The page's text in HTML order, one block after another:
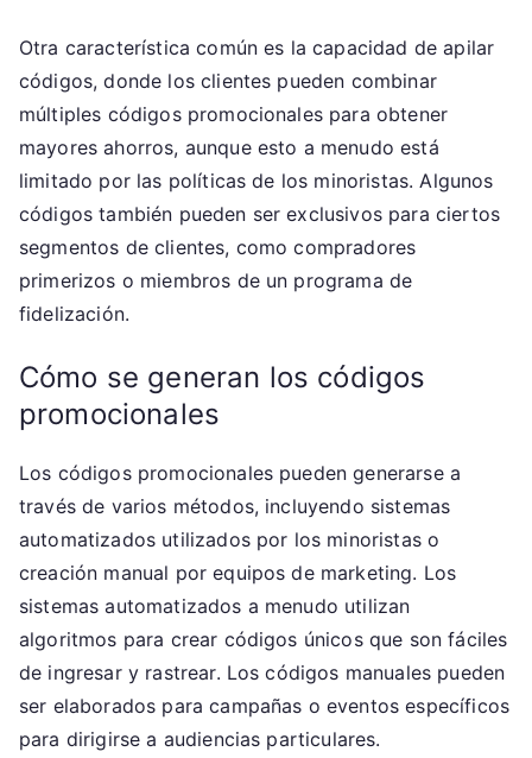
Otra característica común es la capacidad de apilar
códigos, donde los clientes pueden combinar
múltiples códigos promocionales para obtener
mayores ahorros, aunque esto a menudo está
limitado por las políticas de los minoristas. Algunos
códigos también pueden ser exclusivos para ciertos
segmentos de clientes, como compradores
primerizos o miembros de un programa de
fidelización.
Cómo se generan los códigos
promocionales
Los códigos promocionales pueden generarse a
través de varios métodos, incluyendo sistemas
automatizados utilizados por los minoristas o
creación manual por equipos de marketing. Los
sistemas automatizados a menudo utilizan
algoritmos para crear códigos únicos que son fáciles
de ingresar y rastrear. Los códigos manuales pueden
ser elaborados para campañas o eventos específicos
para dirigirse a audiencias particulares.